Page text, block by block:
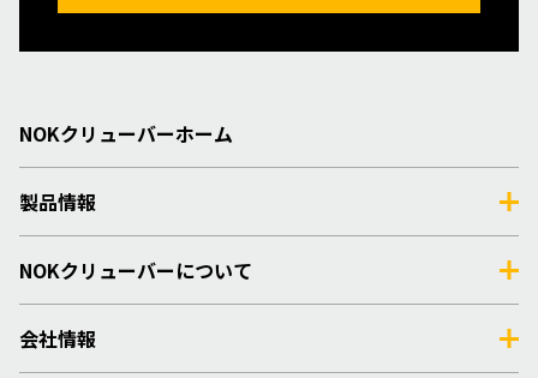
NOKクリューバーホーム
製品情報
NOKクリューバーについて
会社情報